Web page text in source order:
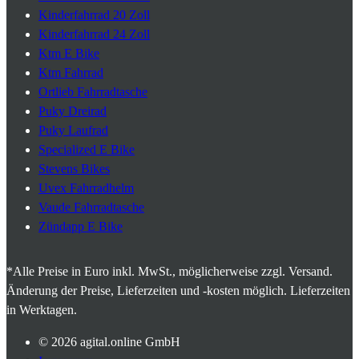
Kinderfahrrad 20 Zoll
Kinderfahrrad 24 Zoll
Ktm E Bike
Ktm Fahrrad
Ortlieb Fahrradtasche
Puky Dreirad
Puky Laufrad
Specialized E Bike
Stevens Bikes
Uvex Fahrradhelm
Vaude Fahrradtasche
Zündapp E Bike
*Alle Preise in Euro inkl. MwSt., möglicherweise zzgl. Versand.
Änderung der Preise, Lieferzeiten und -kosten möglich. Lieferzeiten
in Werktagen.
© 2026 agital.online GmbH